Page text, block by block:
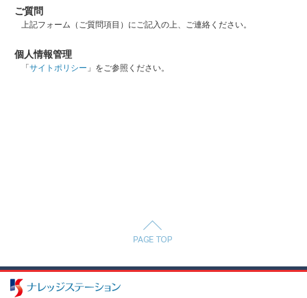
ご質問
上記フォーム（ご質問項目）にご記入の上、ご連絡ください。
個人情報管理
「サイトポリシー 」をご参照ください。